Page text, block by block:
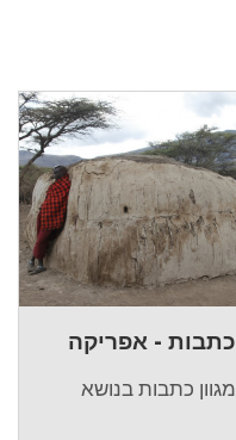
כתבות - אפריקה
מגוון כתבות בנושא